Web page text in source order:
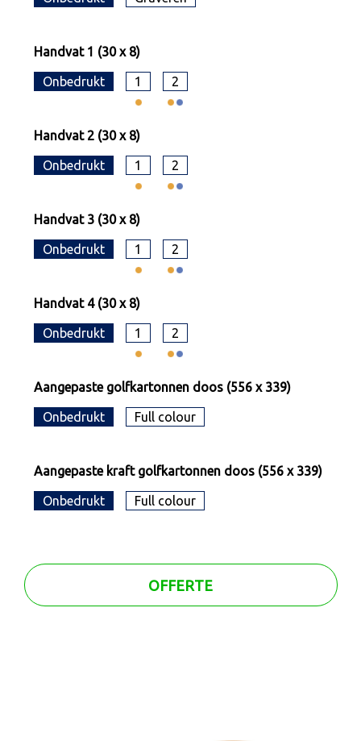
Handvat 1 (30 x 8)
Onbedrukt 1 2
Handvat 2 (30 x 8)
Onbedrukt 1 2
Handvat 3 (30 x 8)
Onbedrukt 1 2
Handvat 4 (30 x 8)
Onbedrukt 1 2
Aangepaste golfkartonnen doos (556 x 339)
Onbedrukt Full colour
Aangepaste kraft golfkartonnen doos (556 x 339)
Onbedrukt Full colour
OFFERTE